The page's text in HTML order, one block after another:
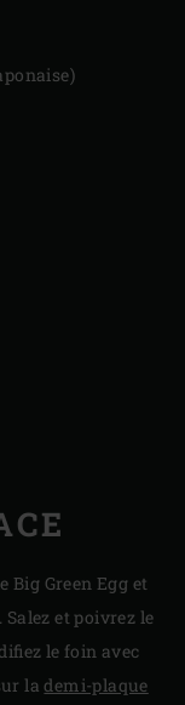
Big Green Egg et
et poivrez le
le foin avec
lademi-plaque